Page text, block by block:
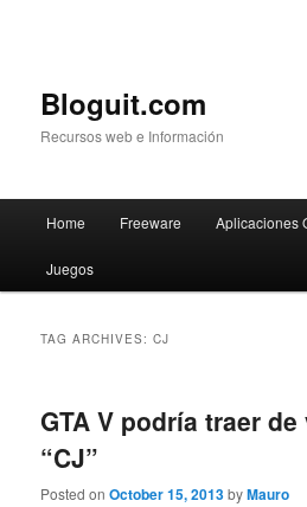
Bloguit.com
Recursos web e Información
Skip
to
Skip
to
Home Freeware Aplicaciones
Juegos
TAG ARCHIVES:CJ
GTA V podría traer
“CJ”
Posted onOctober 15, 2013byMauro